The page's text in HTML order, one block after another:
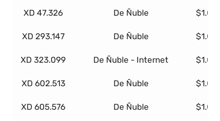
XD 47.326 De Ñuble
XD 293.147 De Ñuble
XD 323.099 De Ñuble - Internet
XD 602.513 De Ñuble
XD 605.576 De Ñuble